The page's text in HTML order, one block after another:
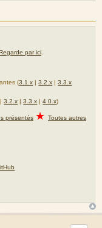
par ici
(3.1.x |3.2.x |3.3.x
|3.2.x |3.3.x |4.0.x)
présentés ★ Toutes autres